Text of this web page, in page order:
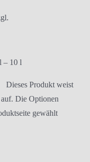
l – 10 l
Dieses Produkt weist
Die Optionen
gewählt